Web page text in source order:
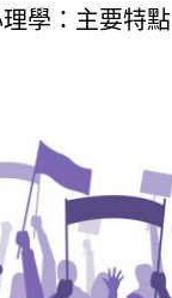
學：主要特點